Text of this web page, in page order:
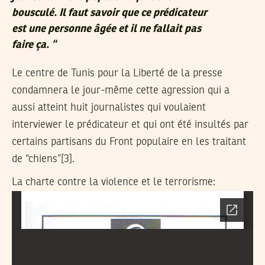
bousculé. Il faut savoir que ce prédicateur
est une personne âgée et il ne fallait pas
faire ça. “
Le centre de Tunis pour la Liberté de la presse
condamnera le jour-même cette agression qui a
aussi atteint huit journalistes qui voulaient
interviewer le prédicateur et qui ont été insultés par
certains partisans du Front populaire en les traitant
de “chiens”[3].
La charte contre la violence et le terrorisme: